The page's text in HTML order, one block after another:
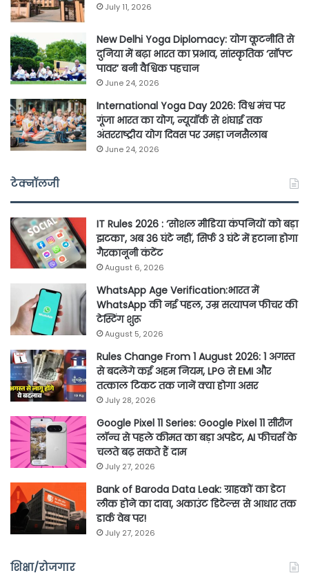
July 11, 2026
New Delhi Yoga Diplomacy: योग कूटनीति से
दुनिया में बढ़ा भारत का प्रभाव, सांस्कृतिक ‘सॉफ्ट
पावर’ बनी वैश्विक पहचान
June 24, 2026
International Yoga Day 2026: विश्व मंच पर
गूंजा भारत का योग, न्यूयॉर्क से शंघाई तक
अंतरराष्ट्रीय योग दिवस पर उमड़ा जनसैलाब
June 24, 2026
टेक्नॉलजी
IT Rules 2026 : ‘सोशल मीडिया कंपनियों को बड़ा
झटका’, अब 36 घंटे नहीं, सिर्फ 3 घंटे में हटाना होगा
गैरकानूनी कंटेंट
August 6, 2026
WhatsApp Age Verification:भारत में
WhatsApp की नई पहल, उम्र सत्यापन फीचर की
टेस्टिंग शुरू
August 5, 2026
Rules Change From 1 August 2026: 1 अगस्त
से बदलेंगे कई अहम नियम, LPG से EMI और
तत्काल टिकट तक जानें क्या होगा असर
July 28, 2026
Google Pixel 11 Series: Google Pixel 11 सीरीज
लॉन्च से पहले कीमत का बड़ा अपडेट, AI फीचर्स के
चलते बढ़ सकते हैं दाम
July 27, 2026
Bank of Baroda Data Leak: ग्राहकों का डेटा
लीक होने का दावा, अकाउंट डिटेल्स से आधार तक
डार्क वेब पर!
July 27, 2026
शिक्षा/रोजगार